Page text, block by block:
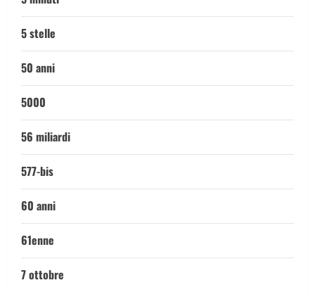
5 stelle
50 anni
5000
56 miliardi
577-bis
60 anni
61enne
7 ottobre